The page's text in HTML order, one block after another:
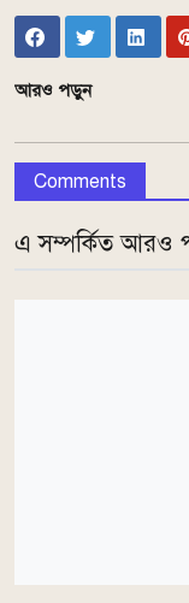
আরও পড়ুন
Comments
এ সম্পর্কিত আরও